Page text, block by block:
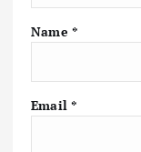
Name *
Email *